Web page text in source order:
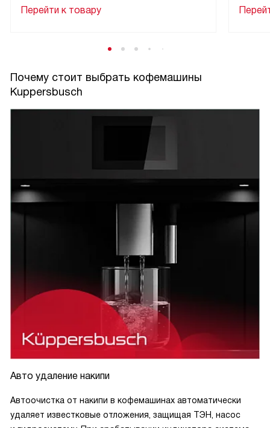
Перейти к товару
Почему стоит выбрать кофемашины
Kuppersbusch
Авто удаление накипи
Автоочистка от накипи в кофемашинах автоматически
удаляет известковые отложения, защищая ТЭН, насос